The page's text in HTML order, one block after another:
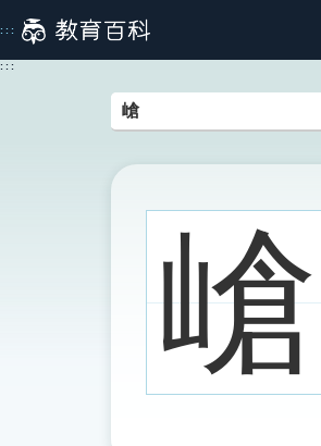
到
主
:::
:::
嵢